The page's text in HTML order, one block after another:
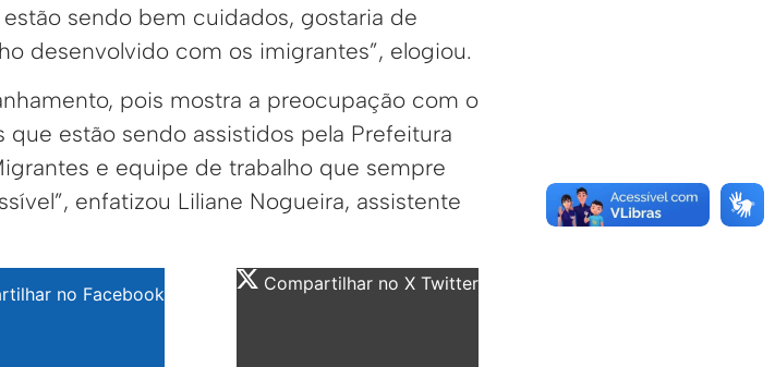
sendo bem cuidados, gostaria de
desenvolvido com os imigrantes”, elogiou.
pois mostra a preocupação com o
estão sendo assistidos pela Prefeitura
e equipe de trabalho que sempre
enfatizou Liliane Nogueira, assistente
no Facebook Compartilhar no X Twitter